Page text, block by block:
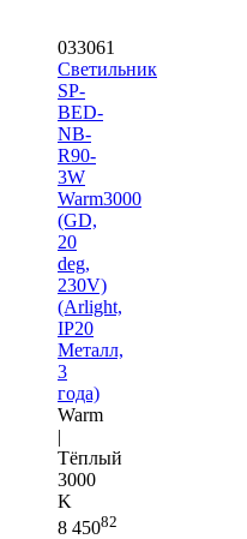
033061
Светильник
SP-
BED-
NB-
R90-
3W
Warm3000
(GD,
20
deg,
230V)
(Arlight,
IP20
Металл,
3
года)
Warm
|
Тёплый
3000
K
8 45082